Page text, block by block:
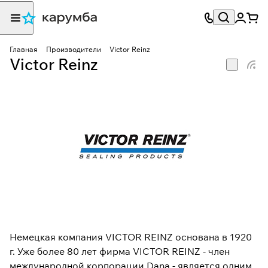
Главная Производители Victor Reinz
Victor Reinz
Немецкая компания VICTOR REINZ основана в 1920
г. Уже более 80 лет фирма VICTOR REINZ - член
международной корпорации Dana - является одним